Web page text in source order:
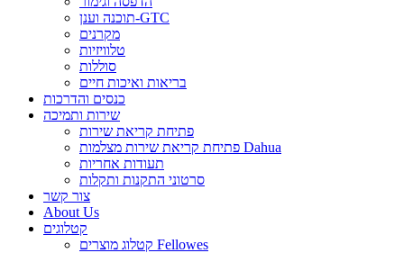
תוכנה וענן-GTC
מקרנים
טלוויזיות
סוללות
בריאות ואיכות חיים
כנסים והדרכות
שירות ותמיכה
פתיחת קריאת שירות
פתיחת קריאת שירות מצלמות Dahua
תעודות אחריות
סרטוני התקנות ותקלות
צור קשר
About Us
קטלוגים
קטלוג מוצרים Fellowes